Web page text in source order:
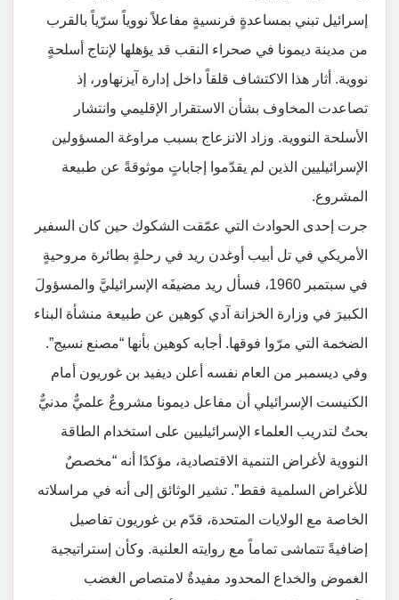
إسرائيل تبني بمساعدةٍ فرنسيةٍ مفاعلاً نووياً سرّياً بالقرب
من مدينة ديمونا في صحراء النقب قد يؤهلها لإنتاج أسلحةٍ
نووية. أثار هذا الاكتشاف قلقاً داخل إدارة آيزنهاور، إذ
تصاعدت المخاوف بشأن الاستقرار الإقليمي وانتشار
الأسلحة النووية. وزاد الانزعاج بسبب مراوغة المسؤولين
الإسرائيليين الذين لم يقدّموا إجاباتٍ موثوقةً عن طبيعة
المشروع.
جرت إحدى الحوادث التي عمّقت الشكوك حين كان السفير
الأمريكي في تل أبيب أوغدن ريد في رحلةٍ بطائرة مروحيةٍ
في سبتمبر 1960، فسأل ريد مضيفَه الإسرائيليَّ والمسؤولَ
الكبيرَ في وزارة الخزانة آدي كوهين عن طبيعة منشأة البناء
الضخمة التي مرّوا فوقها. أجابه كوهين بأنها “مصنع نسيج”.
وفي ديسمبر من العام نفسه أعلن ديفيد بن غوريون أمام
الكنيست الإسرائيلي أن مفاعل ديمونا مشروعٌ علميٌّ مدنيٌّ
بحتٌ لتدريب العلماء الإسرائيليين على استخدام الطاقة
النووية لأغراض التنمية الاقتصادية، مؤكدًا أنه “مخصصٌ
للأغراض السلمية فقط”. تشير الوثائق إلى أنه في مراسلاته
الخاصة مع الولايات المتحدة، قدّم بن غوريون تفاصيل
إضافيةً تتماشى تماماً مع روايته العلنية. وكأن إستراتيجية
الغموض والخداع المحدود مفيدةٌ لامتصاص الغضب